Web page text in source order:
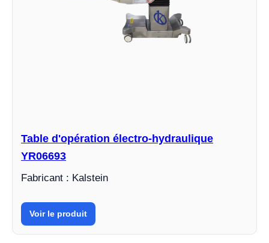
Table d'opération électro-hydraulique
YR06693
Fabricant : Kalstein
Voir le produit